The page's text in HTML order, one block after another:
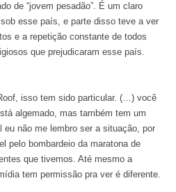
de “jovem pesadão”. É um claro
esse país, e parte disso teve a ver
e a repetição constante de todos
que prejudicaram esse país.
isso tem sido particular. (…) você
algemado, mas também tem um
eu não me lembro ser a situação, por
pelo bombardeio da maratona de
que tivemos. Até mesmo a
tem permissão pra ver é diferente.